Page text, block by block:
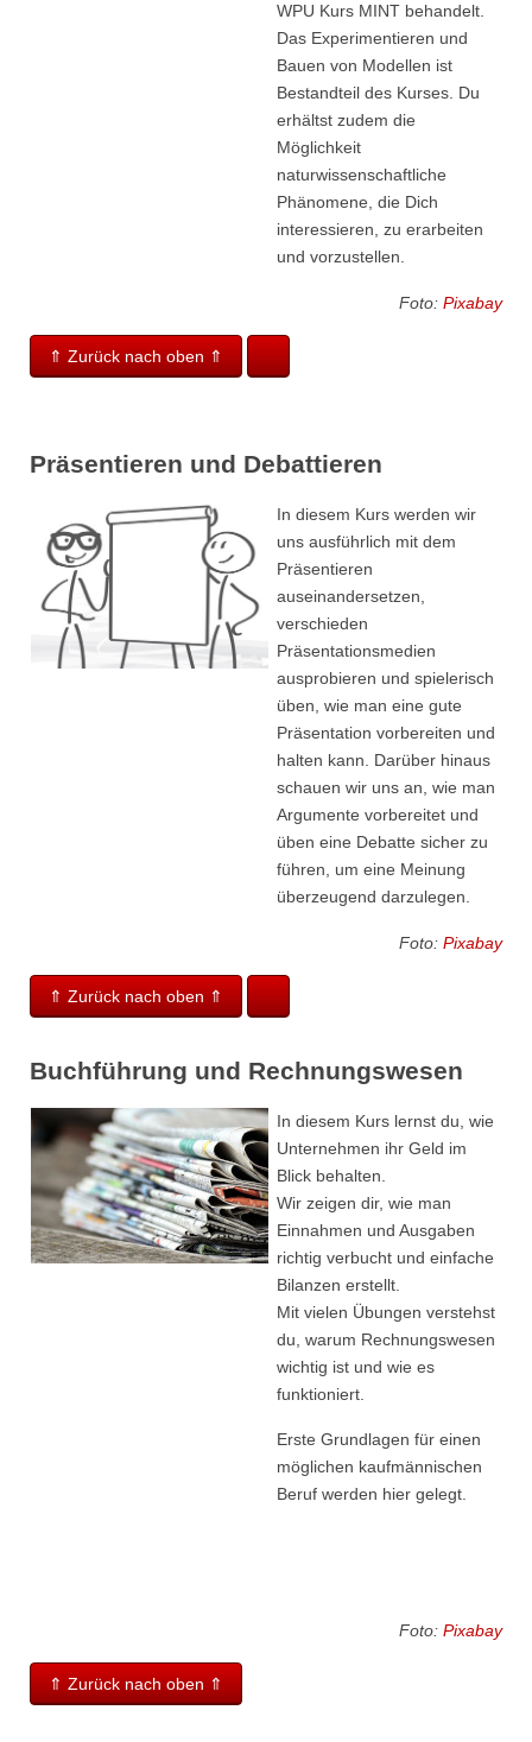
WPU Kurs MINT behandelt.
Das Experimentieren und
Bauen von Modellen ist
Bestandteil des Kurses. Du
erhältst zudem die
Möglichkeit
naturwissenschaftliche
Phänomene, die Dich
interessieren, zu erarbeiten
und vorzustellen.
Foto: Pixabay
⇑ Zurück nach oben ⇑
Präsentieren und Debattieren
In diesem Kurs werden wir
uns ausführlich mit dem
Präsentieren
auseinandersetzen,
verschieden
Präsentationsmedien
ausprobieren und spielerisch
üben, wie man eine gute
Präsentation vorbereiten und
halten kann. Darüber hinaus
schauen wir uns an, wie man
Argumente vorbereitet und
üben eine Debatte sicher zu
führen, um eine Meinung
überzeugend darzulegen.
Foto: Pixabay
⇑ Zurück nach oben ⇑
Buchführung und Rechnungswesen
In diesem Kurs lernst du, wie
Unternehmen ihr Geld im
Blick behalten.
Wir zeigen dir, wie man
Einnahmen und Ausgaben
richtig verbucht und einfache
Bilanzen erstellt.
Mit vielen Übungen verstehst
du, warum Rechnungswesen
wichtig ist und wie es
funktioniert.
Erste Grundlagen für einen
möglichen kaufmännischen
Beruf werden hier gelegt.
Foto: Pixabay
⇑ Zurück nach oben ⇑